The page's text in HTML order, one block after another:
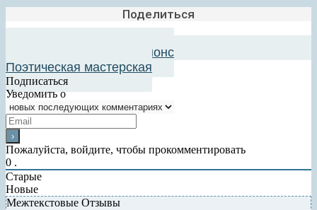
Поделиться
Добавить в авторский анонс
Поэтическая мастерская
Подписаться
Уведомить о
Пожалуйста, войдите, чтобы прокомментировать
0 .
Старые
Новые
Межтекстовые Отзывы